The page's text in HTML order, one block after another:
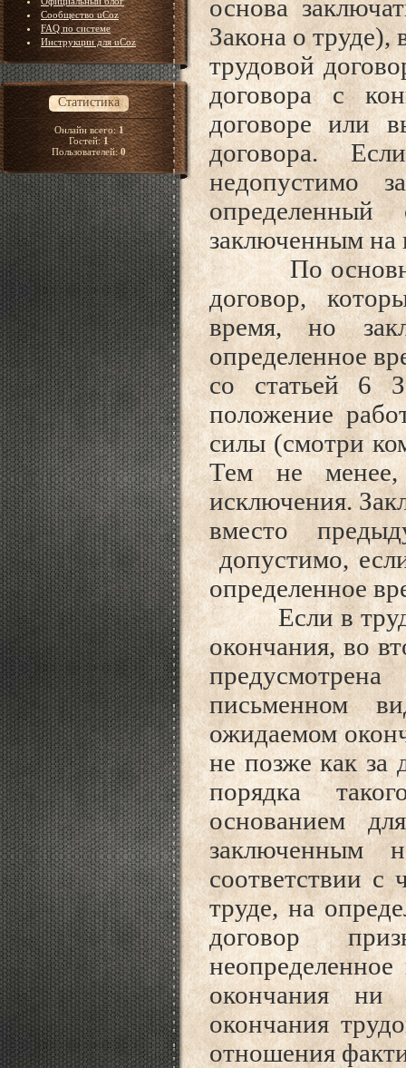
Сообщество uCoz
FAQ по системе
Инструкции для uCoz
Статистика
Онлайн всего:1
Гостей:1
Пользователей:0
основа
Закона о труде),
трудовой
договора с
договоре или
договора.
недопустимо
определенный
заключенным на
По основному
договор,
время, но
определенное
со статьей 6
положение
силы (смотри
Тем не менее,
исключения.
вместо
допустимо,
определенное
Если в
окончания, во
письменном
ожидаемом
не позже как за
порядка
основанием
заключенным
соответствии с
труде, на
договор
окончания ни
окончания
отношения